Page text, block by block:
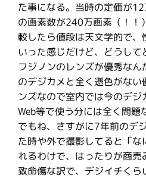
た事になる。当時の定価が
の画素数が240万画素（！！
較したら値段は天文学的で、
いった感じだけど、どうして
フジノンのレンズが優秀な
のデジカメと全く遜色がな
ンズなので室内では今のデジ
Web等で使う分には全く問題
でもね、さすがに7年前のデ
た時や外で撮影してると「
れるわけで、はったりが商
致命傷な訳で、デジイチくら